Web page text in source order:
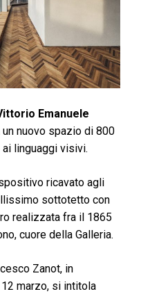
Emanuele
un nuovo spazio di 800
linguaggi visivi.
ricavato agli
sottotetto con
realizzata fra il 1865
cuore della Galleria.
Zanot, in
marzo, si intitola